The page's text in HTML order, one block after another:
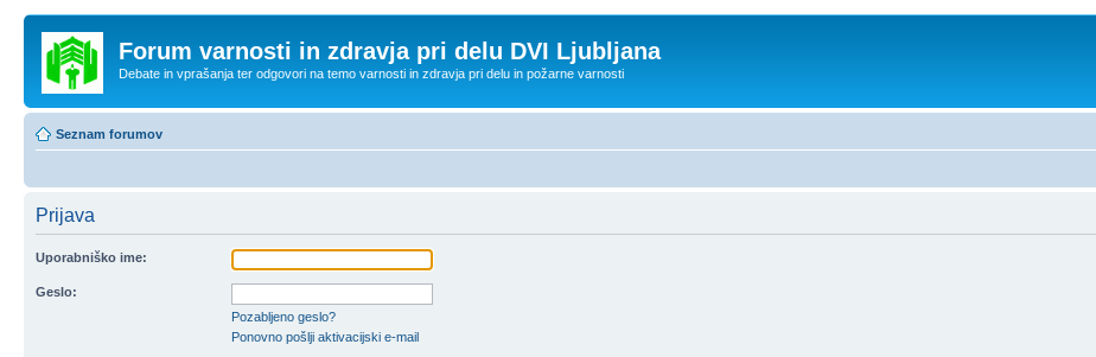
Forum varnosti in zdravja pri delu DVI Ljubljana
Debate in vprašanja ter odgovori na temo varnosti in zdravja pri delu in požarne varnosti
Seznam forumov
Prijava
Uporabniško ime:
Geslo:
Pozabljeno geslo?
Ponovno pošlji aktivacijski e-mail